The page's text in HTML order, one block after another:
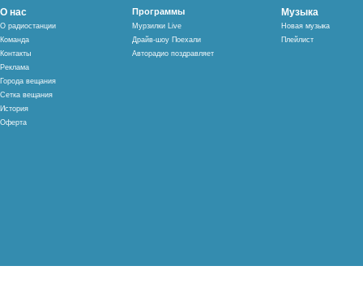
О нас
О радиостанции
Команда
Контакты
Реклама
Города вещания
Сетка вещания
История
Оферта
Программы
Мурзилки Live
Драйв-шоу Поехали
Авторадио поздравляет
Музыка
Новая музыка
Плейлист